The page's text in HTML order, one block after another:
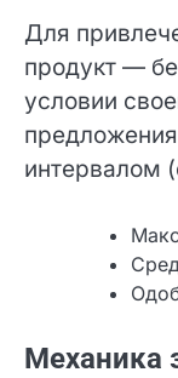
Для
продукт —
условии